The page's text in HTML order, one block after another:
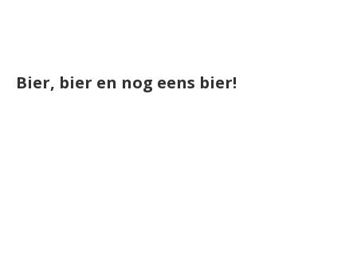
Bier, bier en nog eens bier!